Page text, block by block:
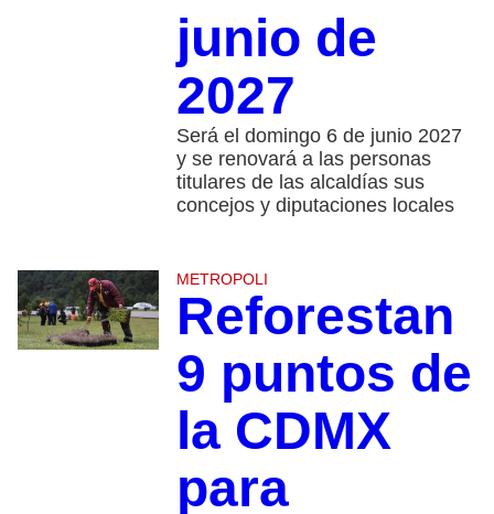
junio de
2027
Será el domingo 6 de junio 2027
y se renovará a las personas
titulares de las alcaldías sus
concejos y diputaciones locales
METROPOLI
Reforestan
9 puntos de
la CDMX
para